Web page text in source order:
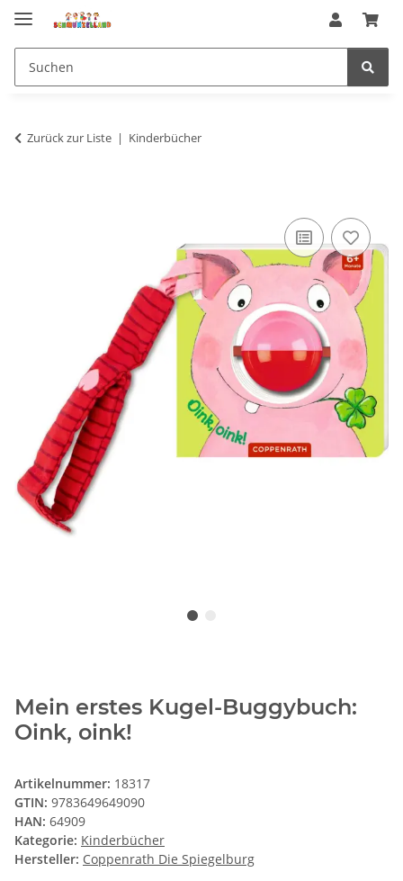
Zurück zur Liste Kinderbücher
Mein erstes Kugel-Buggybuch:
Oink, oink!
Artikelnummer: 18317
GTIN: 9783649649090
HAN: 64909
Kategorie: Kinderbücher
Hersteller: Coppenrath Die Spiegelburg